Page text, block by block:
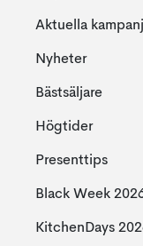
Aktuella
Nyheter
Bästsäljare
Högtider
Presenttips
Black Week
KitchenDays